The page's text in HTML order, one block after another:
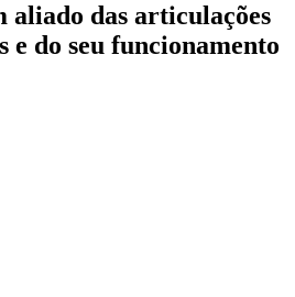
aliado das articulações
e do seu funcionamento